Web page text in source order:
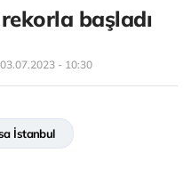
başladı
03.07.2023 - 10:30
İstanbul